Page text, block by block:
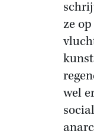
ze
wel